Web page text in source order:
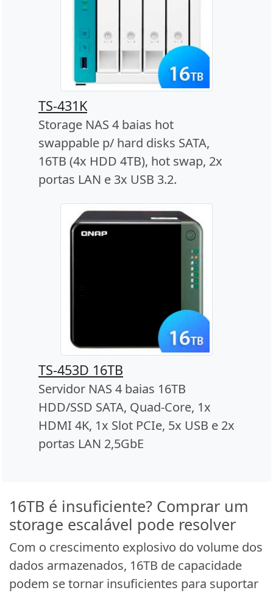
TS-431K
Storage NAS 4 baias hot
swappable p/ hard disks SATA,
16TB (4x HDD 4TB), hot swap, 2x
portas LAN e 3x USB 3.2.
TS-453D 16TB
Servidor NAS 4 baias 16TB
HDD/SSD SATA, Quad-Core, 1x
HDMI 4K, 1x Slot PCIe, 5x USB e 2x
portas LAN 2,5GbE
16TB é insuficiente? Comprar um
storage escalável pode resolver
Com o crescimento explosivo do volume dos
dados armazenados, 16TB de capacidade
podem se tornar insuficientes para suportar